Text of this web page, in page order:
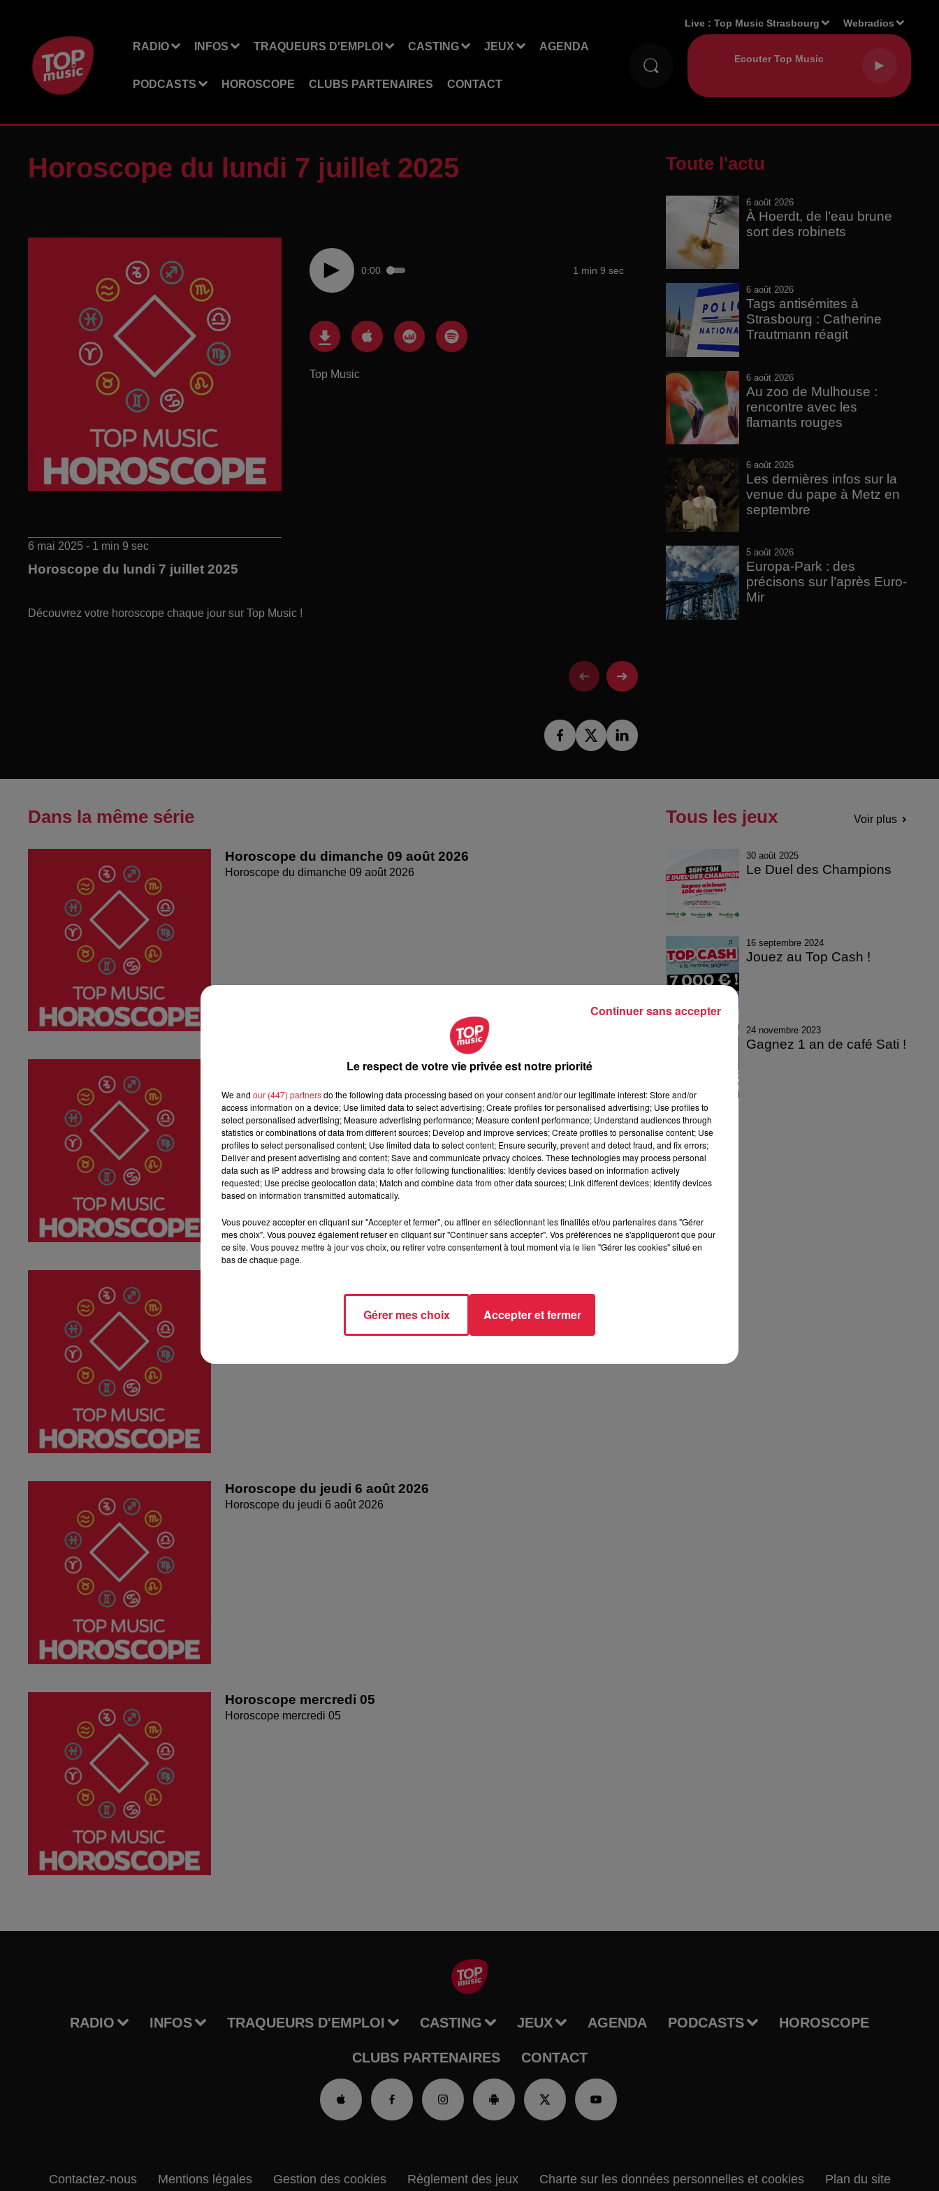
RADIO INFOS TRAQUEURS D'EMPLOI CASTING JEUX AGENDA
PODCASTS HOROSCOPE CLUBS PARTENAIRES CONTACT
Live :Top Music Strasbourg Webradios
Horoscope du lundi 7 juillet 2025
0:00 1 min 9 sec
Top Music
6 mai 2025 - 1 min 9 sec
Horoscope du lundi 7 juillet 2025
Découvrez votre horoscope chaque jour sur Top Music !
Toute l'actu
6 août 2026
À Hoerdt, de l’eau brune
sort des robinets
6 août 2026
Tags antisémites à
Strasbourg : Catherine
Trautmann réagit
6 août 2026
Au zoo de Mulhouse :
rencontre avec les
flamants rouges
6 août 2026
Les dernières infos sur la
venue du pape à Metz en
septembre
5 août 2026
Europa-Park : des
précisons sur l’après Euro-
Mir
Dans la même série
Horoscope du dimanche 09 août 2026
Horoscope du dimanche 09 août 2026
Horoscope du samedi 08 août 2026
Horoscope du vendredi 07 août 2026
Horoscope du jeudi 6 août 2026
Horoscope du jeudi 6 août 2026
Horoscope mercredi 05
Horoscope mercredi 05
Tous les jeux Voir plus
30 août 2025
Le Duel des Champions
16 septembre 2024
Jouez au Top Cash !
24 novembre 2023
Gagnez 1 an de café Sati !
RADIO INFOS TRAQUEURS D'EMPLOI CASTING JEUX AGENDA PODCASTS HOROSCOPE
CLUBS PARTENAIRES CONTACT
Contactez-nous Mentions légales Gestion des cookies Règlement des jeux Charte sur les données personnelles et cookies Plan du site
Le respect de votre vie privée est notre priorité
We and our (447) partnersdo the following data processing based on your consent and/or our legitimate interest: Store and/or
access information on a device; Use limited data to select advertising; Create profiles for personalised advertising; Use profiles to
select personalised advertising; Measure advertising performance; Measure content performance; Understand audiences through
statistics or combinations of data from different sources; Develop and improve services; Create profiles to personalise content; Use
profiles to select personalised content; Use limited data to select content; Ensure security, prevent and detect fraud, and fix errors;
Deliver and present advertising and content; Save and communicate privacy choices. These technologies may process personal
data such as IP address and browsing data to offer following functionalities: Identify devices based on information actively
requested; Use precise geolocation data; Match and combine data from other data sources; Link different devices; Identify devices
based on information transmitted automatically.
Vous pouvez accepter en cliquant sur "Accepter et fermer", ou affiner en sélectionnant les finalités et/ou partenaires dans "Gérer
mes choix". Vous pouvez également refuser en cliquant sur "Continuer sans accepter". Vos préférences ne s'appliqueront que pour
ce site. Vous pouvez mettre à jour vos choix, ou retirer votre consentement à tout moment via le lien "Gérer les cookies" situé en
bas de chaque page.
Gérer mes choix Accepter et fermer
Continuer sans accepter